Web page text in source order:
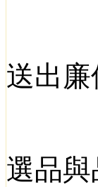
送出
選品